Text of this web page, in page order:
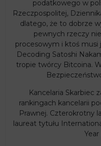
podatkowego w
Rzeczpospolitej,
dlatego, że to dobrze
pewnych rzeczy
procesowym i ktoś musi
Decoding Satoshi
tropie twórcy Bitcoina.
Kancelaria Skarbiec
rankingach kancelarii
Prawnej. Czterokrotny
laureat tytułu